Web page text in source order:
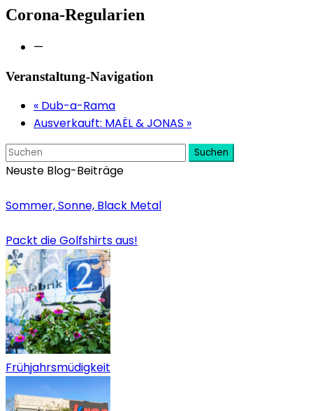
Corona-Regularien
—
Veranstaltung-Navigation
« Dub-a-Rama
Ausverkauft: MAËL & JONAS »
Suchen
Neuste Blog-Beiträge
Sommer, Sonne, Black Metal
Packt die Golfshirts aus!
Frühjahrsmüdigkeit